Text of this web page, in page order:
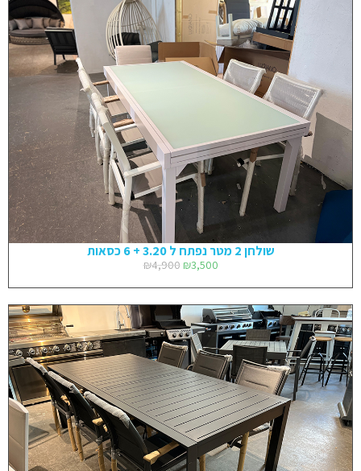
שולחן 2 מטר נפתח ל 3.20 + 6 כסאות
₪4,900 ₪3,500